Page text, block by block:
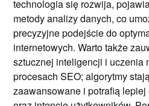
technologia się rozwija,
metody analizy danych, co
precyzyjne podejście do
internetowych. Warto także
sztucznej inteligencji i uczenia
procesach SEO; algorytmy
zaawansowane i potrafią